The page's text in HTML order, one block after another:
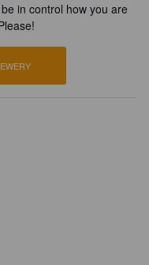
in control how you are